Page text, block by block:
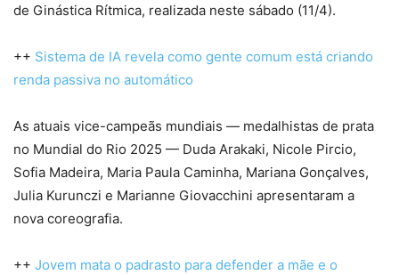
de Ginástica Rítmica, realizada neste sábado (11/4).
++ Sistema de IA revela como gente comum está criando
renda passiva no automático
As atuais vice-campeãs mundiais — medalhistas de prata
no Mundial do Rio 2025 — Duda Arakaki, Nicole Pircio,
Sofia Madeira, Maria Paula Caminha, Mariana Gonçalves,
Julia Kurunczi e Marianne Giovacchini apresentaram a
nova coreografia.
++ Jovem mata o padrasto para defender a mãe e o